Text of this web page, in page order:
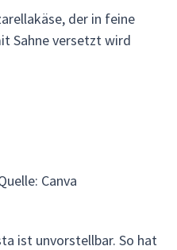
der in feine
Sahne versetzt wird
Canva
ist unvorstellbar. So hat